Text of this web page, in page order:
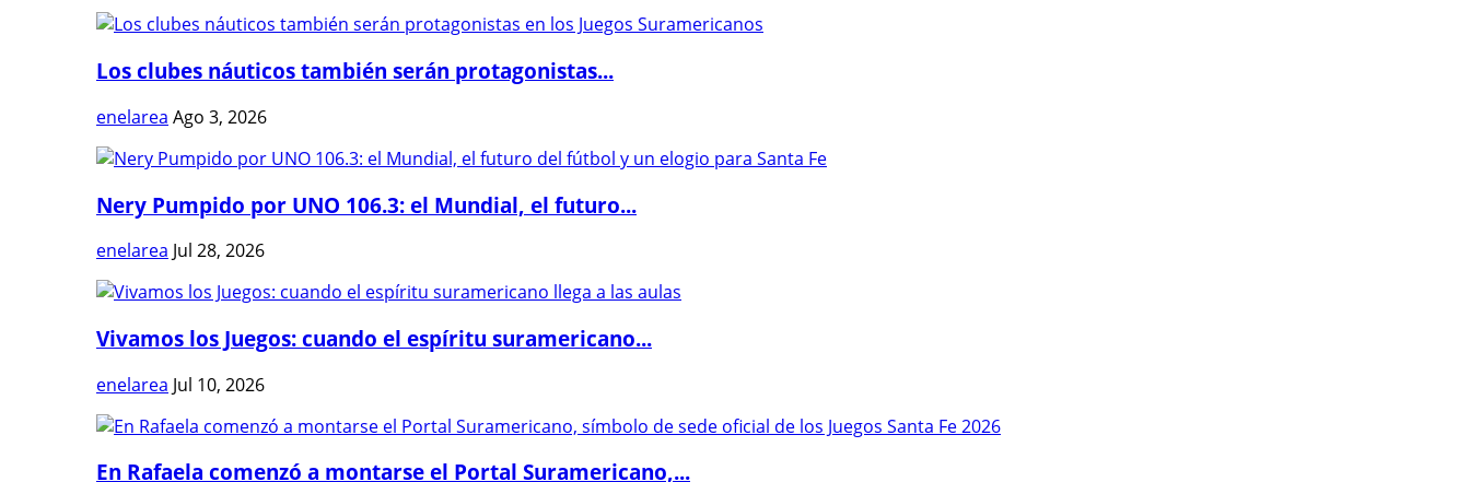
Los clubes náuticos también serán protagonistas...
enelarea Ago 3, 2026
Nery Pumpido por UNO 106.3: el Mundial, el futuro...
enelarea Jul 28, 2026
Vivamos los Juegos: cuando el espíritu suramericano...
enelarea Jul 10, 2026
En Rafaela comenzó a montarse el Portal Suramericano,...